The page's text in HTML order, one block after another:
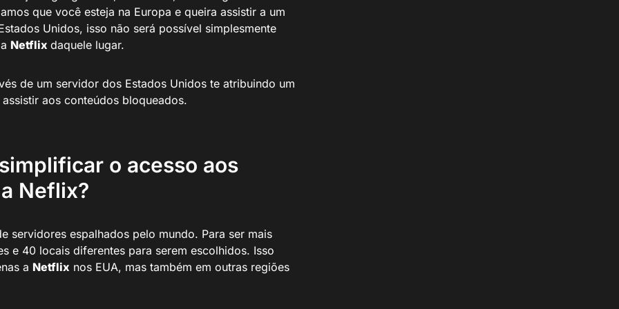
que você esteja na Europa e queira assistir a um
Unidos, isso não será possível simplesmente
Netflix daquele lugar.
de um servidor dos Estados Unidos te atribuindo um
aos conteúdos bloqueados.
o acesso aos
Neflix?
servidores espalhados pelo mundo. Para ser mais
e 40 locais diferentes para serem escolhidos. Isso
a Netflix nos EUA, mas também em outras regiões